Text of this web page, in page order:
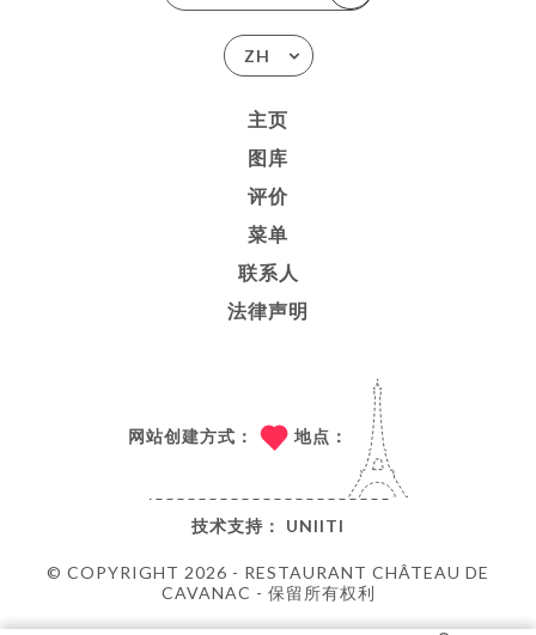
ZH
主页
图库
评价
菜单
联系人
法律声明
© COPYRIGHT 2026 - RESTAURANT CHÂTEAU DE
CAVANAC - 保留所有权利
网站创建方式： 地点：
技术支持： UNIITI